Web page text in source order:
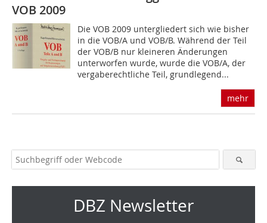
VOB 2009
Die VOB 2009 untergliedert sich wie bisher
in die VOB/A und VOB/B. Während der Teil
der VOB/B nur kleineren Änderungen
unterworfen wurde, wurde die VOB/A, der
vergaberechtliche Teil, grundlegend...
mehr
DBZ Newsletter